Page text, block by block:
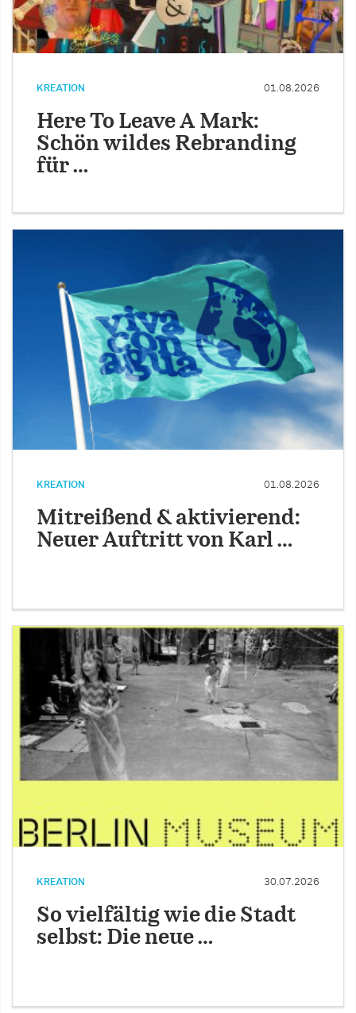
KREATION 01.08.2026
Here To Leave A Mark:
Schön wildes Rebranding
für …
KREATION 01.08.2026
Mitreißend & aktivierend:
Neuer Auftritt von Karl …
KREATION 30.07.2026
So vielfältig wie die Stadt
selbst: Die neue …